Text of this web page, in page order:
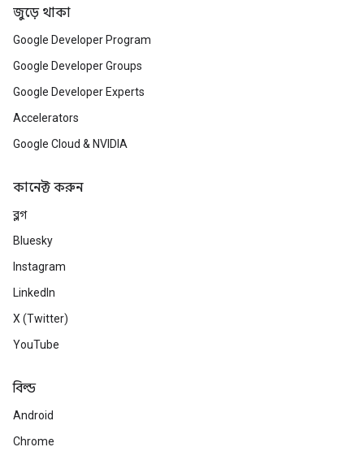
জুড়ে থাকা
Google Developer Program
Google Developer Groups
Google Developer Experts
Accelerators
Google Cloud & NVIDIA
কানেক্ট করুন
ব্লগ
Bluesky
Instagram
LinkedIn
X (Twitter)
YouTube
বিল্ড
Android
Chrome